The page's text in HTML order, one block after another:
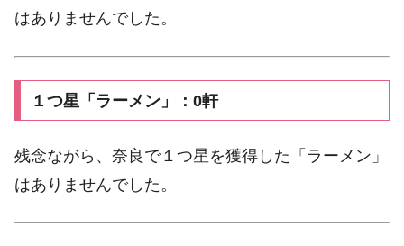
はありませんでした。
１つ星「ラーメン」：0軒
残念ながら、奈良で１つ星を獲得した「ラーメン」
はありませんでした。